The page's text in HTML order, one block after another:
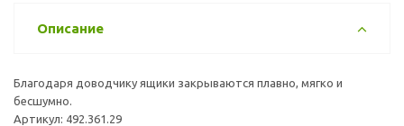
Описание
Благодаря доводчику ящики закрываются плавно, мягко и
бесшумно.
Артикул: 492.361.29